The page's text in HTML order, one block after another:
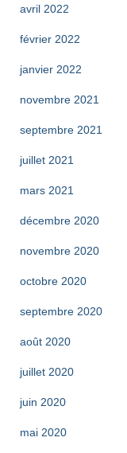
avril 2022
février 2022
janvier 2022
novembre 2021
septembre 2021
juillet 2021
mars 2021
décembre 2020
novembre 2020
octobre 2020
septembre 2020
août 2020
juillet 2020
juin 2020
mai 2020